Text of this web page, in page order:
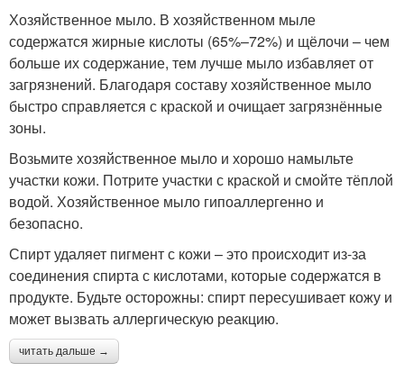
Хозяйственное мыло. В хозяйственном мыле
содержатся жирные кислоты (65%–72%) и щёлочи – чем
больше их содержание, тем лучше мыло избавляет от
загрязнений. Благодаря составу хозяйственное мыло
быстро справляется с краской и очищает загрязнённые
зоны.
Возьмите хозяйственное мыло и хорошо намыльте
участки кожи. Потрите участки с краской и смойте тёплой
водой. Хозяйственное мыло гипоаллергенно и
безопасно.
Спирт удаляет пигмент с кожи – это происходит из-за
соединения спирта с кислотами, которые содержатся в
продукте. Будьте осторожны: спирт пересушивает кожу и
может вызвать аллергическую реакцию.
читать дальше →